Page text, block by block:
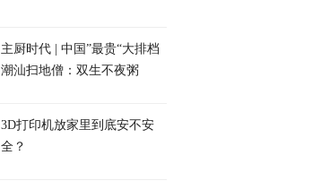
主厨时代 | 中国”最贵“大排档
潮汕扫地僧：双生不夜粥
3D打印机放家里到底安不安
全？